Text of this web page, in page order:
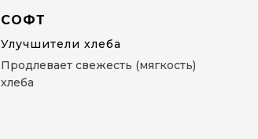
СОФТ
Улучшители хлеба
Продлевает свежесть (мягкость)
хлеба